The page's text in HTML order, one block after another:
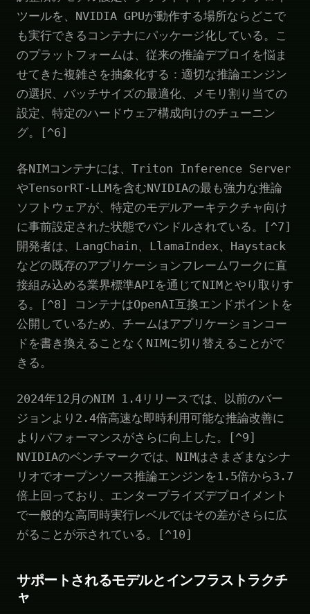
ツールを、NVIDIA GPUが動作する場所ならどこで
も実行できるコンテナにパッケージ化している。こ
のプラットフォームは、従来の推論デプロイを悩ま
せてきた複雑さを抽象化する：適切な推論エンジン
の選択、バッチサイズの最適化、メモリ割り当ての
設定、特定のハードウェア構成向けのチューニン
グ。[^6]
各NIMコンテナには、Triton Inference Server
やTensorRT-LLMを含むNVIDIAの最も強力な推論
ソフトウェアが、特定のモデルアーキテクチャ向け
に事前設定された状態でバンドルされている。[^7]
開発者は、LangChain、LlamaIndex、Haystack
などの既存のアプリケーションフレームワークに直
接組み込める業界標準APIを通じてNIMとやり取りす
る。[^8] コンテナはOpenAI互換エンドポイントを
公開しているため、チームはアプリケーションコー
ドを書き換えることなくNIMに切り替えることがで
きる。
2024年12月のNIM 1.4リリースでは、以前のバー
ジョンより2.4倍高速な即時利用可能な推論改善に
よりパフォーマンスがさらに向上した。[^9]
NVIDIAのベンチマークでは、NIMはさまざまなシナ
リオでオープンソース推論エンジンを1.5倍から3.7
倍上回っており、エンタープライズデプロイメント
で一般的な高同時実行レベルではその差がさらに広
がることが示されている。[^10]
サポートされるモデルとインフラストラクチ
ャ